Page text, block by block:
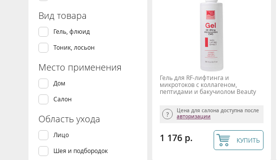
Вид товара
Гель, флюид
Тоник, лосьон
Место применения
Дом
Салон
Область ухода
Лицо
Шея и подбородок
Гель для RF-лифтинга и
микротоков с коллагеном,
пептидами и бакучиолом Beauty
Цена для салона доступна после
авторизации
1 176 р. КУПИТЬ